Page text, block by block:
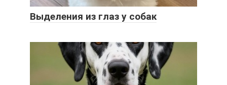
Выделения из глаз у собак